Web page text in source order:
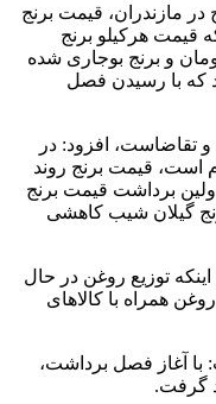
مازندران، قیمت برنج
قیمت هرکیلو برنج
بوجار نشده ۲۴۰ هزارتومان و برنج بوجاری شده
که با رسیدن فصل
و تقاضاست، افزود: در
است، قیمت برنج روند
برداشت قیمت برنج
برنج گیلان شیب کاهشی
اینکه توزیع روغن در حال
همراه با کالاهای
با آغاز فصل برداشت،
گرفت.